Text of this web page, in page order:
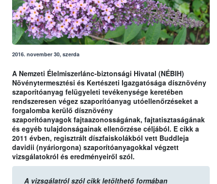
2016. november 30, szerda
A Nemzeti Élelmiszerlánc-biztonsági Hivatal (NÉBIH)
Növénytermesztési és Kertészeti Igazgatósága dísznövény
szaporítóanyag felügyeleti tevékenysége keretében
rendszeresen végez szaporítóanyag utóellenőrzéseket a
forgalomba kerülő dísznövény
szaporítóanyagok fajtaazonosságának, fajtatisztaságának
és egyéb tulajdonságainak ellenőrzése céljából. E cikk a
2011 évben, regisztrált díszfaiskolákból vett Buddleja
davidii (nyáriorgona) szaporítóanyagokkal végzett
vizsgálatokról és eredményeiről szól.
A vizsgálatról szól cikk letölthető formában